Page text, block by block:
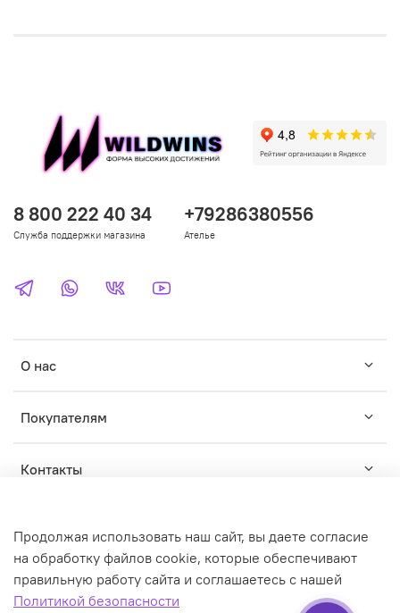
О нас
Покупателям
Контакты
8 800 222 40 34
Служба поддержки магазина
+79286380556
Ателье
© WILDWINS - зарегистрированный торговый знак. Любое
использование контента без письменного разрешения
Продолжая использовать наш сайт, вы даете согласие
на обработку файлов cookie, которые обеспечивают
правильную работу сайта и соглашаетесь с нашей
Политикой безопасности